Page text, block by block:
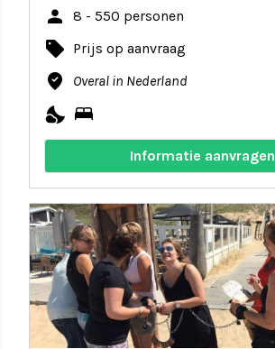
person 8 - 550 personen
local_offer Prijs op aanvraag
where_to_vote Overal in Nederland
nights_stay bed
Informatie aanvragen